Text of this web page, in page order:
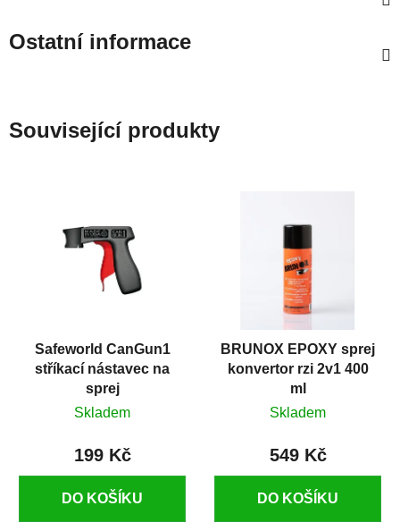
Ostatní informace
Související produkty
Safeworld CanGun1
stříkací nástavec na
sprej
Skladem
199 Kč
DO KOŠÍKU
BRUNOX EPOXY sprej
konvertor rzi 2v1 400
ml
Skladem
549 Kč
DO KOŠÍKU